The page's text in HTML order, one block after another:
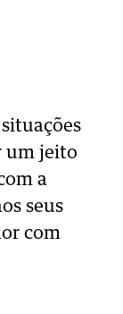
um jeito
a
seus
com